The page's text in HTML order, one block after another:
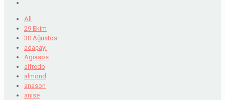
All
29 Ekim
30 Ağustos
adaçayı
Agiasos
alfredo
almond
anason
anise